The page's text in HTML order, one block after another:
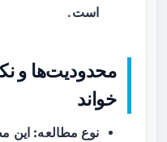
است.
محدودیت‌ها و
خواند
نوع مطالعه: این